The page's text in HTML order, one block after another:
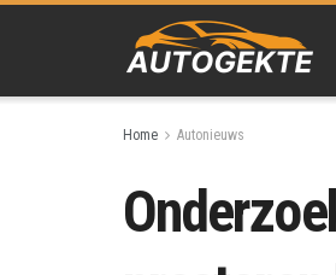
Home Autonieuws